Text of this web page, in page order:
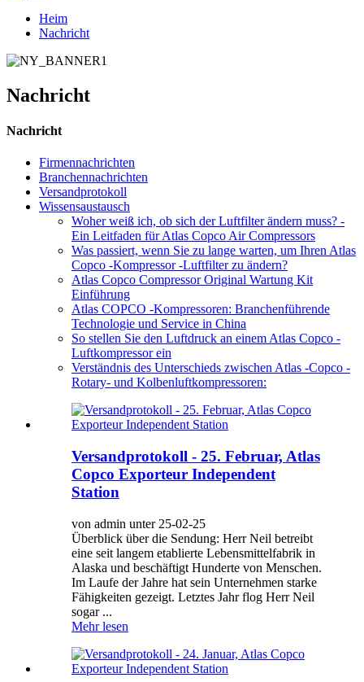
Heim
Nachricht
Nachricht
Nachricht
Firmennachrichten
Branchennachrichten
Versandprotokoll
Wissensaustausch
Woher weiß ich, ob sich der Luftfilter ändern muss? -
Ein Leitfaden für Atlas Copco Air Compressors
Was passiert, wenn Sie zu lange warten, um Ihren Atlas
Copco -Kompressor -Luftfilter zu ändern?
Atlas Copco Compressor Original Wartung Kit
Einführung
Atlas COPCO -Kompressoren: Branchenführende
Technologie und Service in China
So stellen Sie den Luftdruck an einem Atlas Copco -
Luftkompressor ein
Verständnis des Unterschieds zwischen Atlas -Copco -
Rotary- und Kolbenluftkompressoren:
Versandprotokoll - 25. Februar, Atlas
Copco Exporteur Independent
Station
von admin unter 25-02-25
Überblick über die Sendung: Herr Neil betreibt
eine seit langem etablierte Lebensmittelfabrik in
Alaska und beschäftigt Hunderte von Menschen.
Im Laufe der Jahre hat sein Unternehmen starke
Fähigkeiten gezeigt. Letztes Jahr flog Herr Neil
sogar ...
Mehr lesen